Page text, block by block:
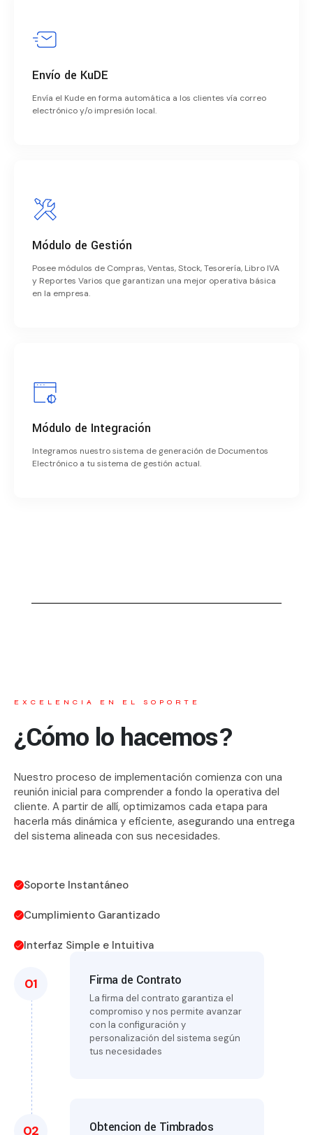
Envío de KuDE
Envía el Kude en forma automática a los clientes vía correo
electrónico y/o impresión local.
Módulo de Gestión
Posee módulos de Compras, Ventas, Stock, Tesorería, Libro IVA
y Reportes Varios que garantizan una mejor operativa básica
en la empresa.
Módulo de Integración
Integramos nuestro sistema de generación de Documentos
Electrónico a tu sistema de gestión actual.
EXCELENCIA EN EL SOPORTE
¿Cómo lo hacemos?
Nuestro proceso de implementación comienza con una
reunión inicial para comprender a fondo la operativa del
cliente. A partir de allí, optimizamos cada etapa para
hacerla más dinámica y eficiente, asegurando una entrega
del sistema alineada con sus necesidades.
Soporte Instantáneo
Cumplimiento Garantizado
Interfaz Simple e Intuitiva
01 Firma de Contrato
La firma del contrato garantiza el
compromiso y nos permite avanzar
con la configuración y
personalización del sistema según
tus necesidades
02
Obtencion de Timbrados